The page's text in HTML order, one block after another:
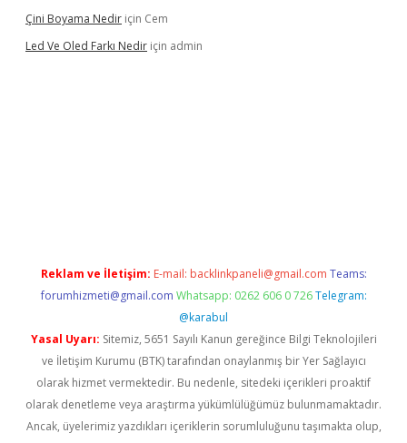
Çini Boyama Nedir için Cem
Led Ve Oled Farkı Nedir için admin
Reklam ve İletişim: E-mail: backlinkpaneli@gmail.com Teams:
forumhizmeti@gmail.com Whatsapp: 0262 606 0 726 Telegram:
@karabul
Yasal Uyarı: Sitemiz, 5651 Sayılı Kanun gereğince Bilgi Teknolojileri
ve İletişim Kurumu (BTK) tarafından onaylanmış bir Yer Sağlayıcı
olarak hizmet vermektedir. Bu nedenle, sitedeki içerikleri proaktif
olarak denetleme veya araştırma yükümlülüğümüz bulunmamaktadır.
Ancak, üyelerimiz yazdıkları içeriklerin sorumluluğunu taşımakta olup,